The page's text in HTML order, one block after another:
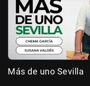
Más de uno Sevilla